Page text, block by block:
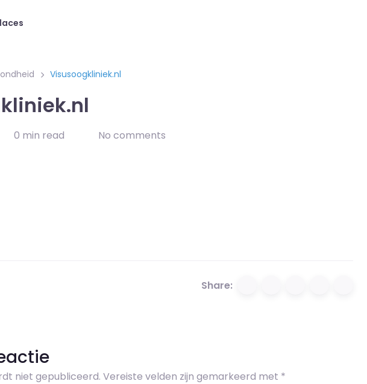
Visusoogkliniek.nl
0 min read No comments
Share:
niet gepubliceerd. Vereiste velden zijn gemarkeerd met *